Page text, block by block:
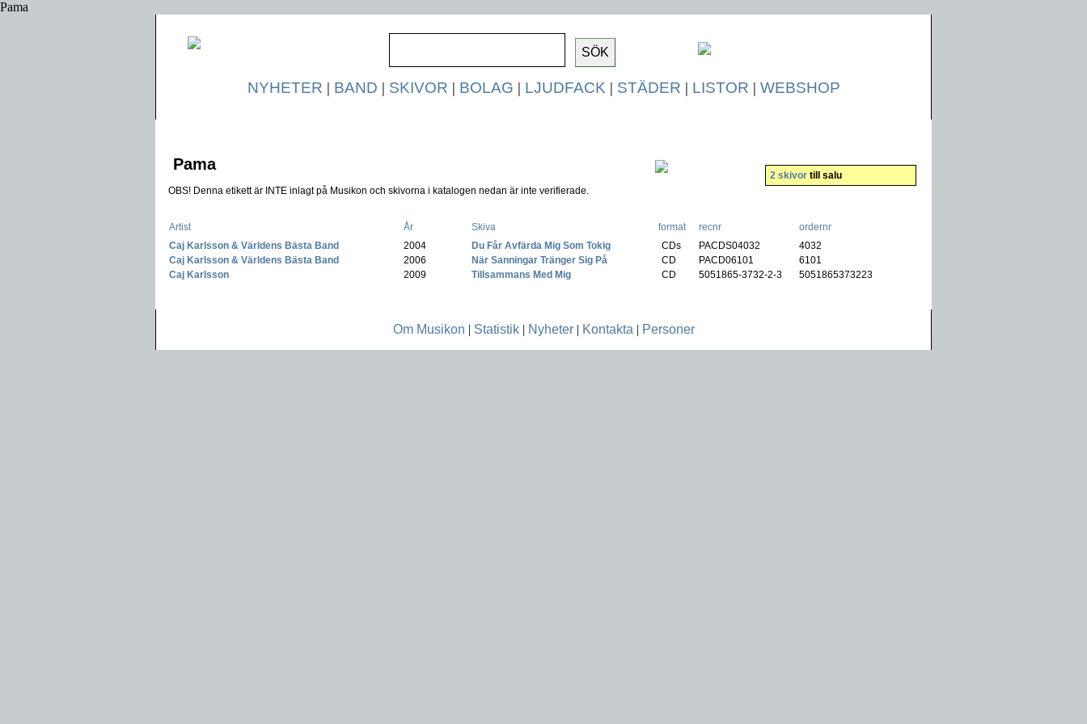
Pama
NYHETER | BAND | SKIVOR | BOLAG | LJUDFACK | STÄDER | LISTOR | WEBSHOP
Pama
OBS! Denna etikett är INTE inlagt på Musikon och skivorna i katalogen nedan är inte verifierade.
2 skivor till salu
Artist År Skiva format recnr
ordernr
Caj Karlsson & Världens Bästa Band
2004 Du Får Avfärda Mig Som Tokig CDs PACDS04032
4032
Caj Karlsson & Världens Bästa Band
2006 När Sanningar Tränger Sig På CD PACD06101
6101
Caj Karlsson
2009 Tillsammans Med Mig CD 5051865-3732-2-3 5051865373223
Om Musikon | Statistik| Nyheter| Kontakta | Personer